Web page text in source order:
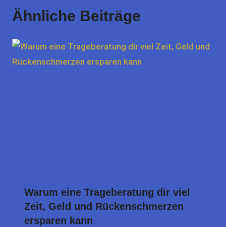
Ähnliche Beiträge
Warum eine Trageberatung dir viel
Zeit, Geld und Rückenschmerzen
ersparen kann